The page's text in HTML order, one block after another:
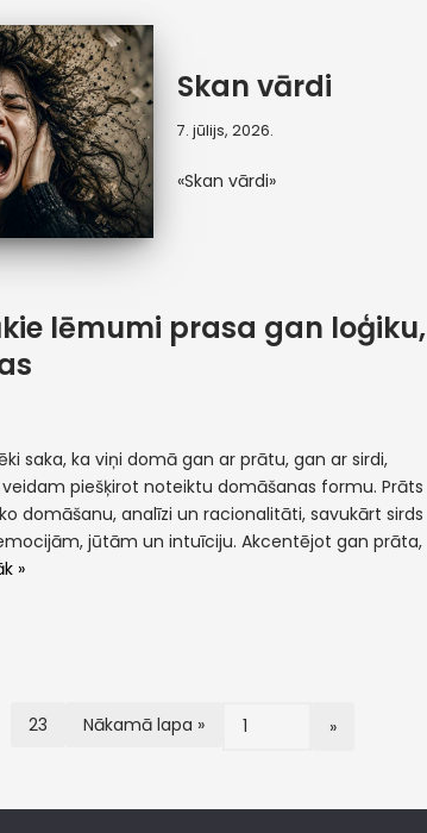
Skan vārdi
7. jūlijs, 2026.
«Skan vārdi»
lēmumi prasa gan loģiku,
saka, ka viņi domā gan ar prātu, gan ar sirdi,
piešķirot noteiktu domāšanas formu. Prāts
domāšanu, analīzi un racionalitāti, savukārt sirds
jūtām un intuīciju. Akcentējot gan prāta,
»
23 Nākamā lapa »